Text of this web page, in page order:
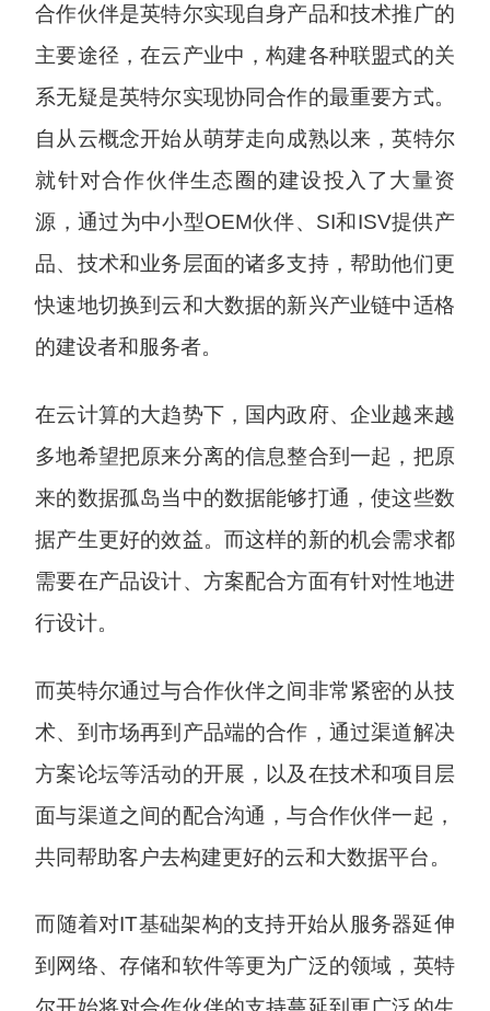
合作伙伴是英特尔实现自身产品和技术推广的
主要途径，在云产业中，构建各种联盟式的关
系无疑是英特尔实现协同合作的最重要方式。
自从云概念开始从萌芽走向成熟以来，英特尔
就针对合作伙伴生态圈的建设投入了大量资
源，通过为中小型OEM伙伴、SI和ISV提供产
品、技术和业务层面的诸多支持，帮助他们更
快速地切换到云和大数据的新兴产业链中适格
的建设者和服务者。
在云计算的大趋势下，国内政府、企业越来越
多地希望把原来分离的信息整合到一起，把原
来的数据孤岛当中的数据能够打通，使这些数
据产生更好的效益。而这样的新的机会需求都
需要在产品设计、方案配合方面有针对性地进
行设计。
而英特尔通过与合作伙伴之间非常紧密的从技
术、到市场再到产品端的合作，通过渠道解决
方案论坛等活动的开展，以及在技术和项目层
面与渠道之间的配合沟通，与合作伙伴一起，
共同帮助客户去构建更好的云和大数据平台。
而随着对IT基础架构的支持开始从服务器延伸
到网络、存储和软件等更为广泛的领域，英特